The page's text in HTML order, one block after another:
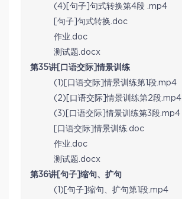
(4)[句子]句式转换第4段 .mp4
[句子]句式转换.doc
作业.doc
测试题.docx
第35讲[口语交际]情景训练
(1)[口语交际]情景训练第1段.mp4
(2)[口语交际]情景训练第2段.mp4
(3)[口语交际]情景训练第3段.mp4
[口语交际]情景训练.doc
作业.doc
测试题.docx
第36讲[句子]缩句、扩句
(1)[句子]缩句、扩句第1段.mp4